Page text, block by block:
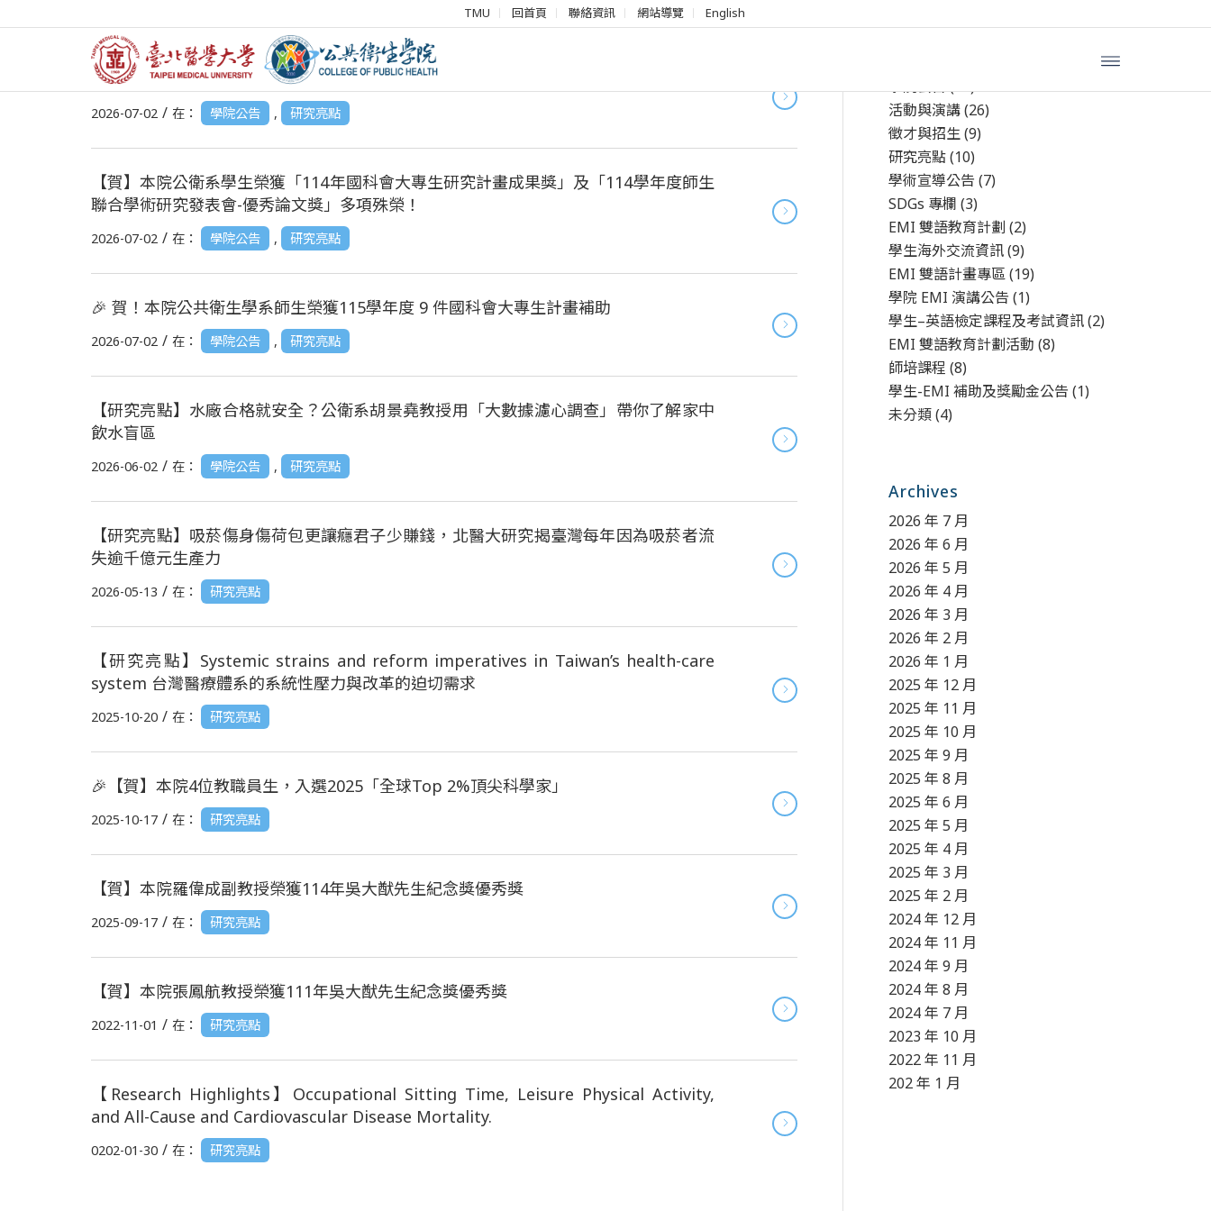
TMU 回首頁 聯絡資訊 網站導覽 English
【賀】本院潘文涵講座教授、高志文教授榮獲「114年度學術研究獎」重要獎項！
2026-07-02 / 在： 學院公告 , 研究亮點
【賀】本院公衛系學生榮獲「114年國科會大專生研究計畫成果獎」及「114學年度師生
聯合學術研究發表會-優秀論文獎」多項殊榮！
2026-07-02 / 在： 學院公告 , 研究亮點
🎉 賀！本院公共衛生學系師生榮獲115學年度 9 件國科會大專生計畫補助
2026-07-02 / 在： 學院公告 , 研究亮點
【研究亮點】水廠合格就安全？公衛系胡景堯教授用「大數據濾心調查」帶你了解家中
飲水盲區
2026-06-02 / 在： 學院公告 , 研究亮點
【研究亮點】吸菸傷身傷荷包更讓癮君子少賺錢，北醫大研究揭臺灣每年因為吸菸者流
失逾千億元生產力
2026-05-13 / 在： 研究亮點
【研究亮點】Systemic strains and reform imperatives in Taiwan’s health-care
system 台灣醫療體系的系統性壓力與改革的迫切需求
2025-10-20 / 在： 研究亮點
🎉【賀】本院4位教職員生，入選2025「全球Top 2%頂尖科學家」
2025-10-17 / 在： 研究亮點
【賀】本院羅偉成副教授榮獲114年吳大猷先生紀念獎優秀獎
2025-09-17 / 在： 研究亮點
【賀】本院張鳳航教授榮獲111年吳大猷先生紀念獎優秀獎
2022-11-01 / 在： 研究亮點
【Research Highlights】Occupational Sitting Time, Leisure Physical Activity,
and All-Cause and Cardiovascular Disease Mortality.
0202-01-30 / 在： 研究亮點
學院公告(44)
活動與演講(26)
徵才與招生(9)
研究亮點(10)
學術宣導公告 (7)
SDGs 專欄 (3)
EMI 雙語教育計劃 (2)
學生海外交流資訊(9)
EMI 雙語計畫專區(19)
學院 EMI 演講公告 (1)
學生–英語檢定課程及考試資訊(2)
EMI 雙語教育計劃活動 (8)
師培課程 (8)
學生-EMI 補助及獎勵金公告 (1)
未分類(4)
Archives
2026 年 7 月
2026 年 6 月
2026 年 5 月
2026 年 4 月
2026 年 3 月
2026 年 2 月
2026 年 1 月
2025 年 12 月
2025 年 11 月
2025 年 10 月
2025 年 9 月
2025 年 8 月
2025 年 6 月
2025 年 5 月
2025 年 4 月
2025 年 3 月
2025 年 2 月
2024 年 12 月
2024 年 11 月
2024 年 9 月
2024 年 8 月
2024 年 7 月
2023 年 10 月
2022 年 11 月
202 年 1 月